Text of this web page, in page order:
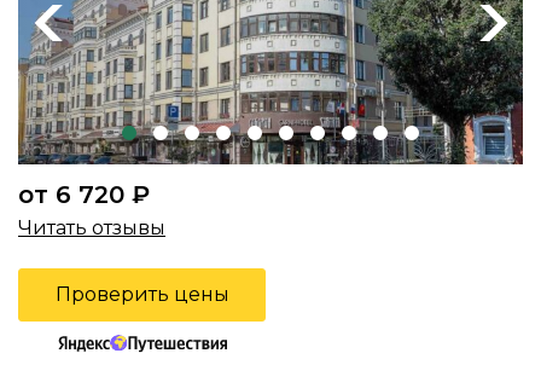
Previous Next
от 6 720 ₽
Читать отзывы
Проверить цены